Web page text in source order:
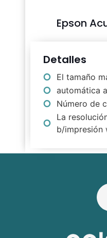
Epson
Detalles
El tamaño
automática
Número de
La
b/impresión